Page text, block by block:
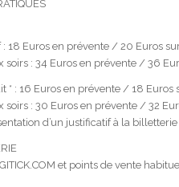
: 18 Euros en prévente / 20 Euros
soirs : 34 Euros en prévente / 36
* : 16 Euros en prévente / 18 Euros
soirs : 30 Euros en prévente / 32
d’un justificatif à la
et points de vente